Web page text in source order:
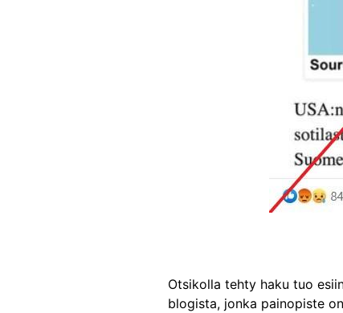
Otsikolla tehty haku tuo
blogista, jonka painopiste